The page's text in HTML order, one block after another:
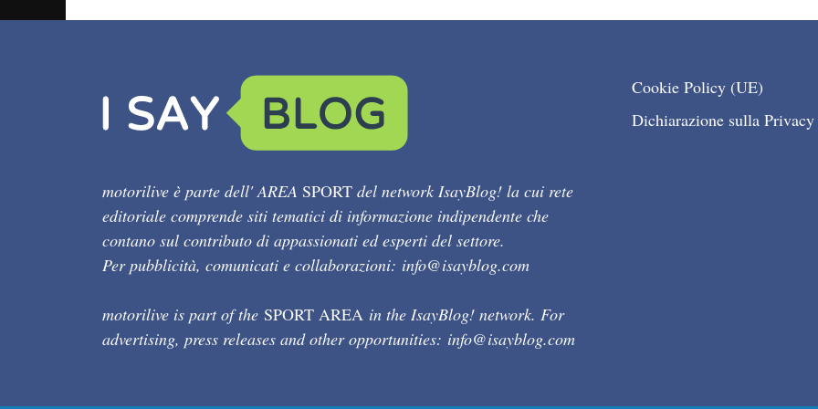
motorilive è parte dell' AREA SPORT del network IsayBlog! la cui rete
editoriale comprende siti tematici di informazione indipendente che
contano sul contributo di appassionati ed esperti del settore.
Per pubblicità, comunicati e collaborazioni: info@isayblog.com
motorilive is part of the SPORT AREA in the IsayBlog! network. For
advertising, press releases and other opportunities: info@isayblog.com
Cookie Policy (UE)
Dichiarazione sulla